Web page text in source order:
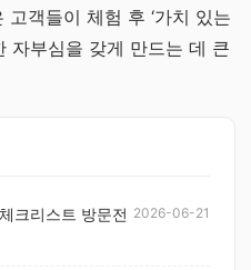
객들이 체험 후 ‘가치 있는
자부심을 갖게 만드는 데 큰
크리스트 방문전 2026-06-21